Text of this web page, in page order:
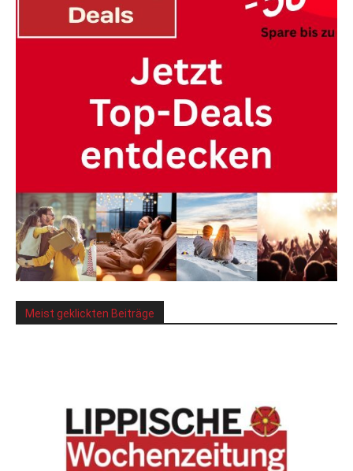
Meist geklickten Beiträge